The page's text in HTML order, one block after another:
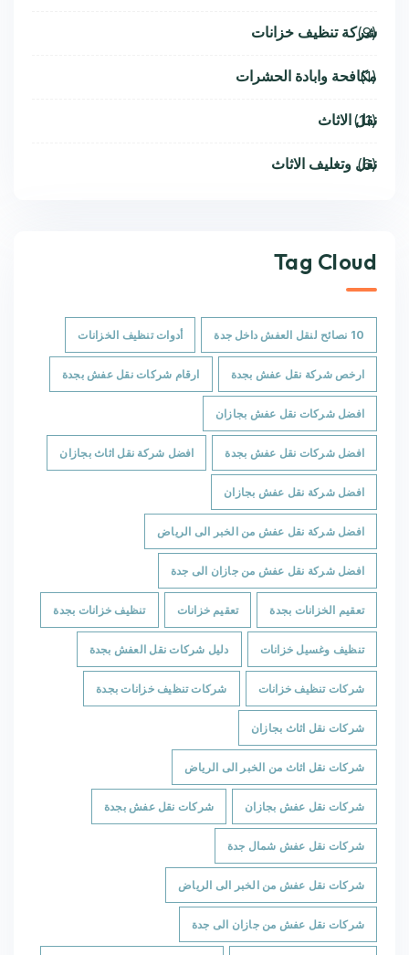
شركة تنظيف خزانات
(9)
مكافحة وابادة الحشرات
(1)
نقل الاثاث
(11)
نقل وتغليف الاثاث
(6)
Tag Cloud
10 نصائح لنقل العفش داخل جدة أدوات تنظيف الخزانات
ارخص شركة نقل عفش بجدة ارقام شركات نقل عفش بجدة
افضل شركات نقل عفش بجازان
افضل شركات نقل عفش بجدة افضل شركة نقل اثاث بجازان
افضل شركة نقل عفش بجازان
افضل شركة نقل عفش من الخبر الى الرياض
افضل شركة نقل عفش من جازان الى جدة
تعقيم الخزانات بجدة تعقيم خزانات تنظيف خزانات بجدة
تنظيف وغسيل خزانات دليل شركات نقل العفش بجدة
شركات تنظيف خزانات شركات تنظيف خزانات بجدة
شركات نقل اثاث بجازان
شركات نقل اثاث من الخبر الى الرياض
شركات نقل عفش بجازان شركات نقل عفش بجدة
شركات نقل عفش شمال جدة
شركات نقل عفش من الخبر الى الرياض
شركات نقل عفش من جازان الى جدة